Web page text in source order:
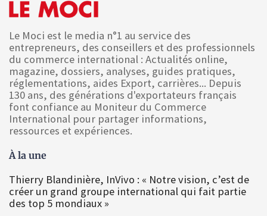
Le Moci est le media n°1 au service des
entrepreneurs, des conseillers et des professionnels
du commerce international : Actualités online,
magazine, dossiers, analyses, guides pratiques,
réglementations, aides Export, carrières... Depuis
130 ans, des générations d'exportateurs français
font confiance au Moniteur du Commerce
International pour partager informations,
ressources et expériences.
À la une
Thierry Blandinière, InVivo : « Notre vision, c’est de
créer un grand groupe international qui fait partie
des top 5 mondiaux »